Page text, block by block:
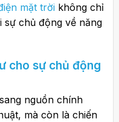
mặt trờikhông chỉ
sự chủ động về năng
cho sự chủ động
nguồn chính
mà còn là chiến